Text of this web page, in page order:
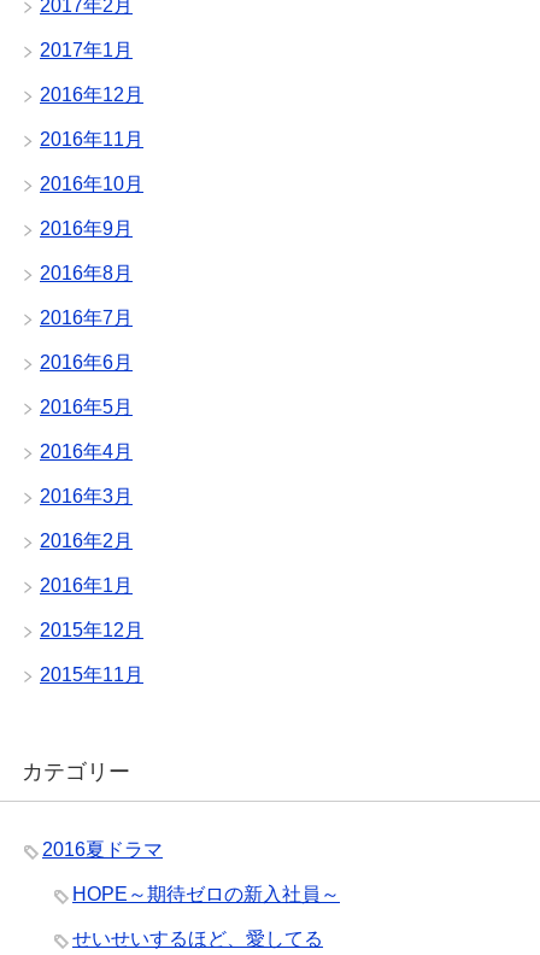
2017年2月
2017年1月
2016年12月
2016年11月
2016年10月
2016年9月
2016年8月
2016年7月
2016年6月
2016年5月
2016年4月
2016年3月
2016年2月
2016年1月
2015年12月
2015年11月
カテゴリー
2016夏ドラマ
HOPE～期待ゼロの新入社員～
せいせいするほど、愛してる